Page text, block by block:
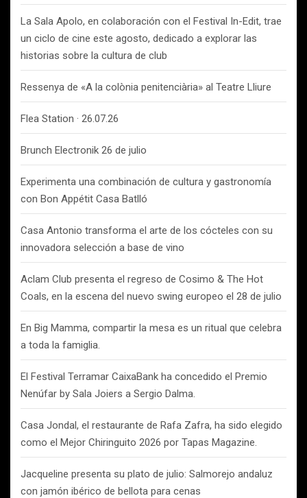
La Sala Apolo, en colaboración con el Festival In-Edit, trae
un ciclo de cine este agosto, dedicado a explorar las
historias sobre la cultura de club
Ressenya de «A la colònia penitenciària» al Teatre Lliure
Flea Station · 26.07.26
Brunch Electronik 26 de julio
Experimenta una combinación de cultura y gastronomía
con Bon Appétit Casa Batlló
Casa Antonio transforma el arte de los cócteles con su
innovadora selección a base de vino
Aclam Club presenta el regreso de Cosimo & The Hot
Coals, en la escena del nuevo swing europeo el 28 de julio
En Big Mamma, compartir la mesa es un ritual que celebra
a toda la famiglia.
El Festival Terramar CaixaBank ha concedido el Premio
Nenúfar by Sala Joiers a Sergio Dalma.
Casa Jondal, el restaurante de Rafa Zafra, ha sido elegido
como el Mejor Chiringuito 2026 por Tapas Magazine.
Jacqueline presenta su plato de julio: Salmorejo andaluz
con jamón ibérico de bellota para cenas